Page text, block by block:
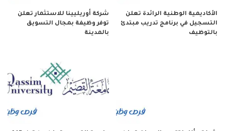
الأكاديمية الوطنية الرائدة تعلن
التسجيل في برنامج تدريب مبتدئ
بالتوظيف
شركة أوريليينا للاستثمار تعلن
توفر وظيفة بمجال التسويق
بالمدينة